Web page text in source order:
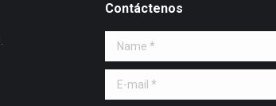
Contáctenos
Name *
E-mail *